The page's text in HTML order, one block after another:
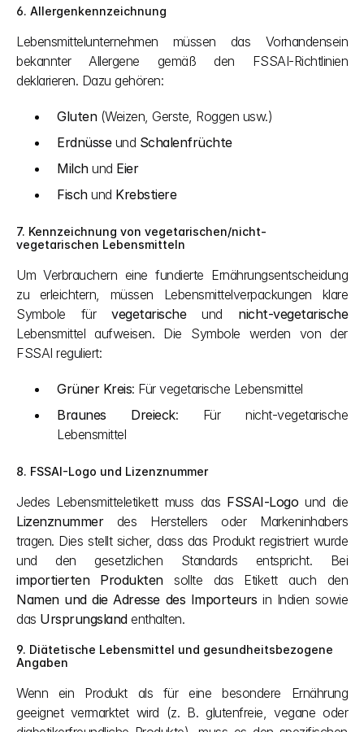
6. Allergenkennzeichnung
Lebensmittelunternehmen müssen das Vorhandensein
bekannter Allergene gemäß den FSSAI-Richtlinien
deklarieren. Dazu gehören:
Gluten (Weizen, Gerste, Roggen usw.)
Erdnüsse und Schalenfrüchte
Milch und Eier
Fisch und Krebstiere
7. Kennzeichnung von vegetarischen/nicht-
vegetarischen Lebensmitteln
Um Verbrauchern eine fundierte Ernährungsentscheidung
zu erleichtern, müssen Lebensmittelverpackungen klare
Symbole für vegetarische und nicht-vegetarische
Lebensmittel aufweisen. Die Symbole werden von der
FSSAI reguliert:
Grüner Kreis: Für vegetarische Lebensmittel
Braunes Dreieck: Für nicht-vegetarische
Lebensmittel
8. FSSAI-Logo und Lizenznummer
Jedes Lebensmitteletikett muss das FSSAI-Logo
Lizenznummer des Herstellers oder Markeninhabers
tragen. Dies stellt sicher, dass das Produkt registriert wurde
importierten Produkten
Namen und die Adresse des Importeurs in Indien sowie
das Ursprungsland enthalten.
9. Diätetische Lebensmittel und gesundheitsbezogene
Angaben
Wenn ein Produkt als für eine besondere Ernährung
geeignet vermarktet wird (z. B. glutenfreie, vegane oder